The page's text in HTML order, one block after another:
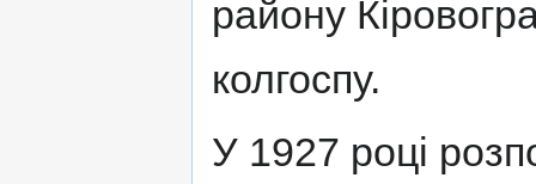
району
колгоспу.
У 1927 році